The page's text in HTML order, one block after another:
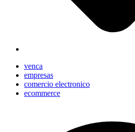
venca
empresas
comercio electronico
ecommerce